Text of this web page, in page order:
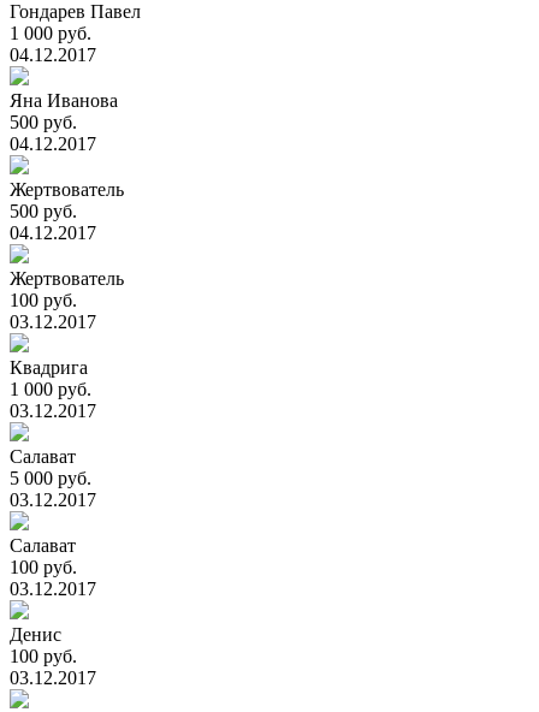
Гондарев Павел
1 000 руб.
04.12.2017
Яна Иванова
500 руб.
04.12.2017
Жертвователь
500 руб.
04.12.2017
Жертвователь
100 руб.
03.12.2017
Квадрига
1 000 руб.
03.12.2017
Салават
5 000 руб.
03.12.2017
Салават
100 руб.
03.12.2017
Денис
100 руб.
03.12.2017